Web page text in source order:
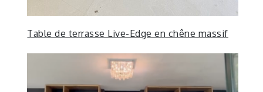
Table de terrasse Live-Edge en chêne massif